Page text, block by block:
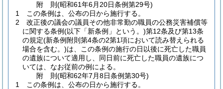
附 則(昭和61年6月20日条例第29号)
1
この条例は、公布の日から施行する。
2
改正後の議会の議員その他非常勤の職員の公務災害補償等
に関する条例(以下「新条例」という。)第12条及び第13条
の規定(新条例附則第4条の2第1項において読み替えられる
場合を含む。)は、この条例の施行の日以後に死亡した職員
の遺族について適用し、同日前に死亡した職員の遺族につ
いては、なお従前の例による。
附 則(昭和62年7月8日条例第30号)
1
この条例は、公布の日から施行する。